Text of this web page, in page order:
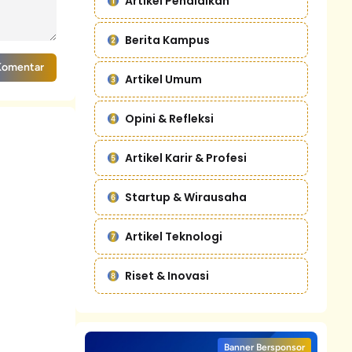
Berita Kampus
Artikel Umum
Opini & Refleksi
Artikel Karir & Profesi
Startup & Wirausaha
Artikel Teknologi
Riset & Inovasi
Banner Bersponsor